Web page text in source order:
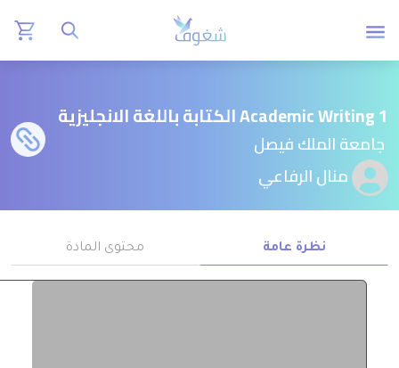
Academic Writing 1 الكتابة باللغة الانجليزية
جامعة الملك فيصل
منال الرفاعي
نظرة عامة محتوى المادة